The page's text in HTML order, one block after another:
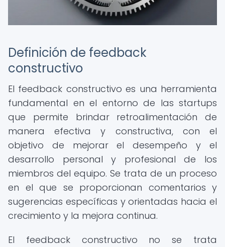
Definición de feedback
constructivo
El feedback constructivo es una herramienta
fundamental en el entorno de las startups
que permite brindar retroalimentación de
manera efectiva y constructiva, con el
objetivo de mejorar el desempeño y el
desarrollo personal y profesional de los
miembros del equipo. Se trata de un proceso
en el que se proporcionan comentarios y
sugerencias específicas y orientadas hacia el
crecimiento y la mejora continua.
El feedback constructivo no se trata